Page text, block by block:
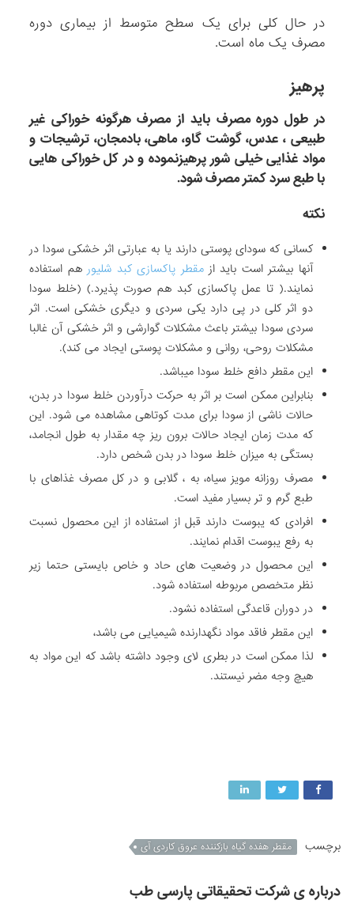
در حال کلی برای یک سطح متوسط از بیماری دوره
مصرف یک ماه است.
پرهیز
در طول دوره مصرف باید از مصرف هرگونه خوراکی غیر
طبیعی ، عدس، گوشت گاو، ماهی، بادمجان، ترشیجات و
مواد غذایی خیلی شور پرهیزنموده و در کل خوراکی­ هایی
با طبع سرد کمتر مصرف شود.
نکته
کسانی که سودای پوستی دارند یا به عبارتی اثر خشکی سودا در
آنها بیشتر است باید ازمقطر پاکسازی کبد شلیور هم استفاده
نمایند.( تا عمل پاکسازی کبد هم صورت پذیرد.) (خلط سودا
دو اثر کلی در پی دارد یکی سردی و دیگری خشکی است. اثر
سردی سودا بیشتر باعث مشکلات گوارشی و اثر خشکی آن غالبا
مشکلات روحی، روانی و مشکلات پوستی ایجاد می کند).
این مقطر دافع خلط سودا می­باشد.
بنابراین ممکن است بر اثر به حرکت درآوردن خلط سودا در بدن،
حالات ناشی از سودا برای مدت کوتاهی مشاهده می شود. این
که مدت زمان ایجاد حالات برون ریز چه مقدار به طول انجامد،
بستگی به میزان خلط سودا در بدن شخص دارد.
مصرف روزانه مویز سیاه، به ، گلابی و در کل مصرف غذاهای با
طبع گرم و تر بسیار مفید است.
افرادی که یبوست دارند قبل از استفاده از این محصول نسبت
به رفع یبوست اقدام نمایند.
این محصول در وضعیت های حاد و خاص بایستی حتما زیر
نظر متخصص مربوطه استفاده شود.
در دوران قاعدگی استفاده نشود.
این مقطر فاقد مواد نگهدارنده شیمیایی می باشد،
لذا ممکن است در بطری لای وجود داشته باشد که این مواد به
هیچ وجه مضر نیستند.
برچسب مقطر هفده گیاه بازکننده عروق کاردی آی
درباره ی شرکت تحقیقاتی پارسی طب